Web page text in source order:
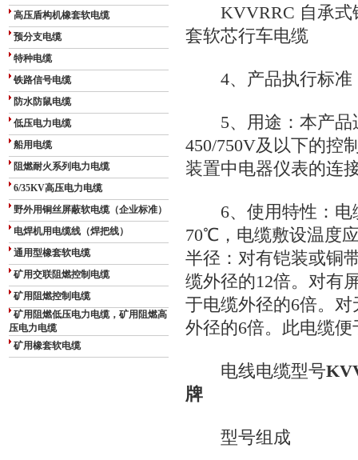
高压盾构机橡套软电缆
预分支电缆
特种电缆
铁路信号电缆
防水防鼠电缆
低压电力电缆
船用电缆
阻燃耐火系列电力电缆
6/35KV高压电力电缆
野外用铜丝屏蔽软电缆（企业标准）
电焊机用电缆线（焊把线）
通用型橡套软电缆
矿用交联阻燃控制电缆
矿用阻燃控制电缆
矿用阻燃低压电力电缆，矿用阻燃高
压电力电缆
矿用橡套软电缆
KVVRRC 自承式
套软芯行车电缆
4、产品执行标准
5、用途：本产品
450/750V及以下的控
装置中电器仪表的连
6、使用特性：电
70℃，电缆敷设温度
半径：对有铠装或铜
缆外径的12倍。对有
于电缆外径的6倍。
外径的6倍。此电缆
电线电缆型号
牌
型号组成